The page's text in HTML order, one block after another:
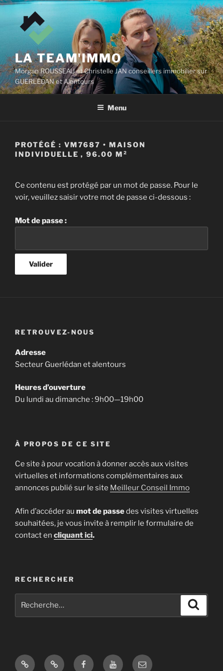
Aller
contenu
LA TEAM'IMMO
Morgan ROUSSEAU et Christelle JAN conseillers immobilier sur
GUERLEDAN et Alentours
Menu
PROTÉGÉ : VM7687 • MAISON
INDIVIDUELLE , 96.00 M²
Ce contenu est protégé par un mot de passe. Pour le
voir, veuillez saisir votre mot de passe ci-dessous :
Mot de passe :
RETROUVEZ-NOUS
Adresse
Secteur Guerlédan et alentours
Heures d’ouverture
Du lundi au dimanche : 9h00—19h00
À PROPOS DE CE SITE
Ce site à pour vocation à donner accès aux visites
virtuelles et informations complémentaires aux
annonces publié sur le site Meilleur Conseil Immo
Afin d’accéder au mot de passedes visites virtuelles
souhaitées, je vous invite à remplir le formulaire de
contact en cliquant ici.
RECHERCHER
Site
Google FacebookYoutubeE-